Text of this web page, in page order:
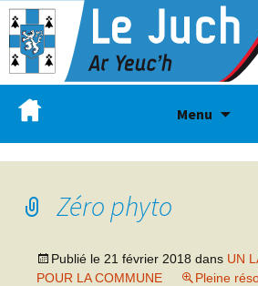
Menu
Zéro phyto
Publié le 21 février 2018 dans UN
POUR LA COMMUNE
Pleine